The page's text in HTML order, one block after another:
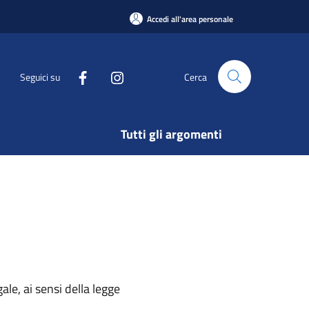
Accedi all'area personale
Seguici su Cerca
Tutti gli argomenti
ai sensi della legge